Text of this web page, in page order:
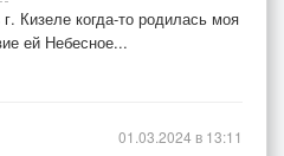
Кизеле когда-то родилась моя
ей Небесное...
01.03.2024 в 13:11